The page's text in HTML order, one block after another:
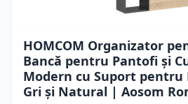
HOMCOM Organizator
Bancă pentru Pantofi și
Modern cu Suport pentru
Gri și Natural | Aosom